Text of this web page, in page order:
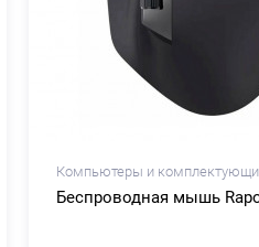
Компьютеры и
Беспроводная мышь